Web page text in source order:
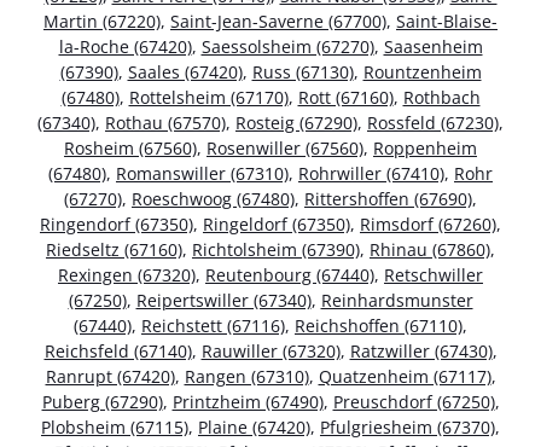
Martin (67220), Saint-Jean-Saverne (67700), Saint-Blaise-
la-Roche (67420), Saessolsheim (67270), Saasenheim
(67390), Saales (67420), Russ (67130), Rountzenheim
(67480), Rottelsheim (67170), Rott (67160), Rothbach
(67340), Rothau (67570), Rosteig (67290), Rossfeld (67230),
Rosheim (67560), Rosenwiller (67560), Roppenheim
(67480), Romanswiller (67310), Rohrwiller (67410), Rohr
(67270), Roeschwoog (67480), Rittershoffen (67690),
Ringendorf (67350), Ringeldorf (67350), Rimsdorf (67260),
Riedseltz (67160), Richtolsheim (67390), Rhinau (67860),
Rexingen (67320), Reutenbourg (67440), Retschwiller
(67250), Reipertswiller (67340), Reinhardsmunster
(67440), Reichstett (67116), Reichshoffen (67110),
Reichsfeld (67140), Rauwiller (67320), Ratzwiller (67430),
Ranrupt (67420), Rangen (67310), Quatzenheim (67117),
Puberg (67290), Printzheim (67490), Preuschdorf (67250),
Plobsheim (67115), Plaine (67420), Pfulgriesheim (67370),